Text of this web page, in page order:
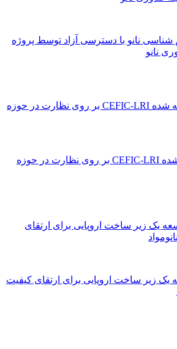
شناسی نانو با دسترسی آزاد توسط پروژه
نانو
تمرکز پروژه های ارائه شده CEFIC-LRI بر روی نظارت در حوزه
یک زیر ساخت اروپایی برای ارتقای کیفیت